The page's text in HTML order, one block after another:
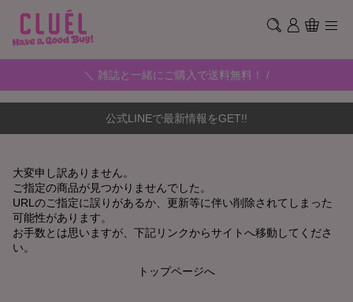
＼ 雑誌と一緒にご購入で送料無料！ /
公式LINEで最新情報をGET!!
大変申し訳ありません。
ご指定の商品が見つかりませんでした。
URLのご指定に誤りがあるか、更新等に伴い削除されてしまった
可能性があります。
お手数とは思いますが、下記リンクからサイトへ移動してくださ
い。
トップページへ